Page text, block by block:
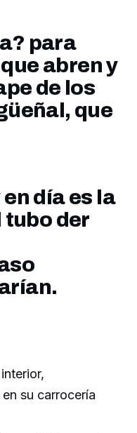
para
abren y
de los
que
día es la
tubo der
su carrocería